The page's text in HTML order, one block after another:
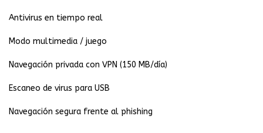
Antivirus en tiempo real
Modo multimedia / juego
Navegación privada con VPN (150 MB/día)
Escaneo de virus para USB
Navegación segura frente al phishing